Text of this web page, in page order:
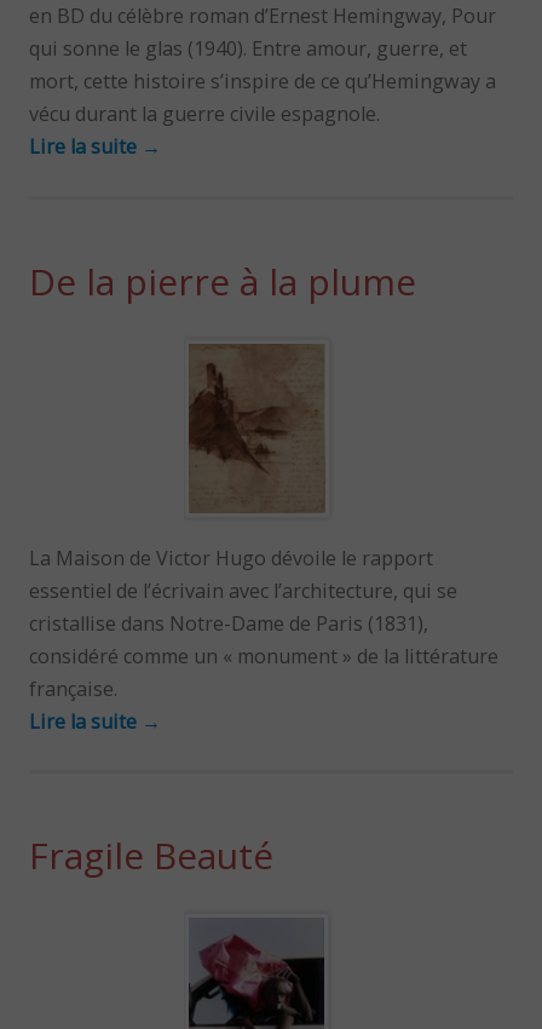
en BD du célèbre roman d’Ernest Hemingway, Pour
qui sonne le glas (1940). Entre amour, guerre, et
mort, cette histoire s’inspire de ce qu’Hemingway a
vécu durant la guerre civile espagnole.
Lire la suite →
De la pierre à la plume
La Maison de Victor Hugo dévoile le rapport
essentiel de l’écrivain avec l’architecture, qui se
cristallise dans Notre-Dame de Paris (1831),
considéré comme un « monument » de la littérature
française.
Lire la suite →
Fragile Beauté